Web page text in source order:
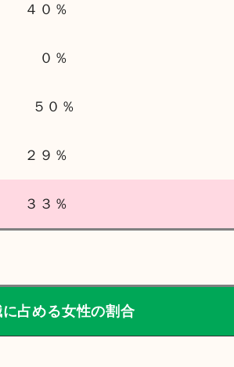
４０％
０％
５０％
２９％
３３％
占める女性の割合